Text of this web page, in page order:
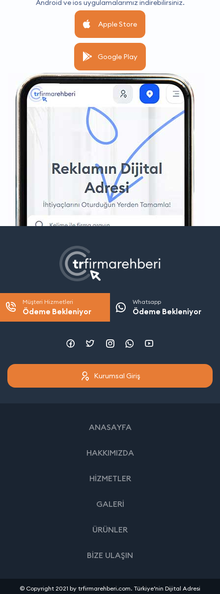
Android ve ios uygulamalarımız indirebilirsiniz.
Apple Store
Google Play
Müşteri Hizmetleri
Ödeme Bekleniyor
Whatsapp
Ödeme Bekleniyor
Kurumsal Giriş
ANASAYFA
HAKKIMIZDA
HİZMETLER
GALERİ
ÜRÜNLER
BİZE ULAŞIN
© Copyright 2021 by trfirmarehberi.com. Türkiye’nin Dijital Adresi